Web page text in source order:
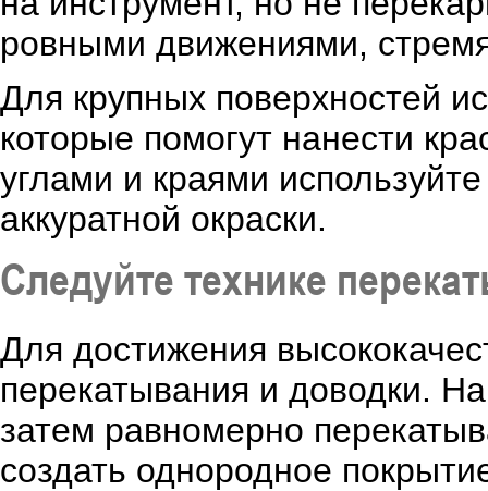
ровными движениями,
Для крупных поверхностей
которые помогут нанести
углами и краями
аккуратной окраски.
Следуйте технике
Для достижения
перекатывания и доводки.
затем равномерно
создать однородное